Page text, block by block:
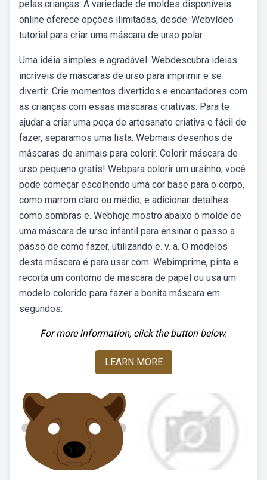
pelas crianças. A variedade de moldes disponíveis
online oferece opções ilimitadas, desde. Webvídeo
tutorial para criar uma máscara de urso polar.
Uma idéia simples e agradável. Webdescubra ideias
incríveis de máscaras de urso para imprimir e se
divertir. Crie momentos divertidos e encantadores com
as crianças com essas máscaras criativas. Para te
ajudar a criar uma peça de artesanato criativa e fácil de
fazer, separamos uma lista. Webmais desenhos de
máscaras de animais para colorir. Colorir máscara de
urso pequeno gratis! Webpara colorir um ursinho, você
pode começar escolhendo uma cor base para o corpo,
como marrom claro ou médio, e adicionar detalhes
como sombras e. Webhoje mostro abaixo o molde de
uma máscara de urso infantil para ensinar o passo a
passo de como fazer, utilizando e. v. a. O modelos
desta máscara é para usar com. Webimprime, pinta e
recorta um contorno de máscara de papel ou usa um
modelo colorido para fazer a bonita máscara em
segundos.
For more information, click the button below.
LEARN MORE